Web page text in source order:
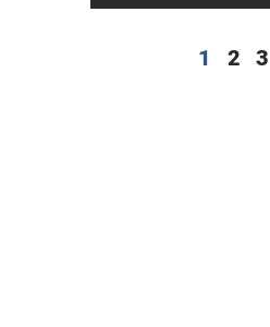
1 2 3